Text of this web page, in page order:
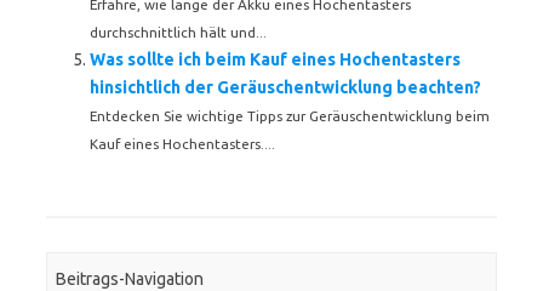
Erfahre, wie lange der Akku eines Hochentasters
durchschnittlich hält und...
Was sollte ich beim Kauf eines Hochentasters
hinsichtlich der Geräuschentwicklung beachten?
Entdecken Sie wichtige Tipps zur Geräuschentwicklung beim
Kauf eines Hochentasters....
Beitrags-Navigation